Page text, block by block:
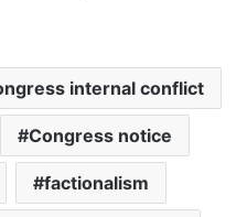
internal conflict
Congress notice
factionalism